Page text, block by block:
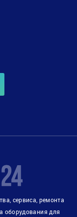
сервиса, ремонта
оборудования для